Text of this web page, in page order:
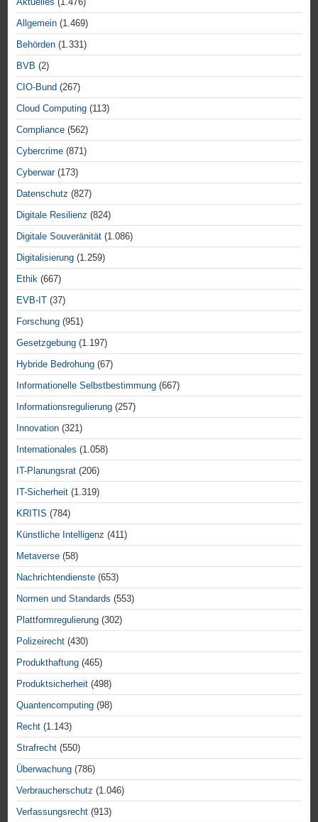
Allgemein (1.469)
Behörden (1.331)
BVB (2)
CIO-Bund (267)
Cloud Computing (113)
Compliance (562)
Cybercrime (871)
Cyberwar(173)
Datenschutz (827)
Digitale Resilienz (824)
Digitale Souveränität (1.086)
Digitalisierung (1.259)
Ethik (667)
EVB-IT (37)
Forschung (951)
Gesetzgebung (1.197)
Hybride Bedrohung (67)
Informationelle Selbstbestimmung (667)
Informationsregulierung (257)
Innovation (321)
Internationales (1.058)
IT-Planungsrat (206)
IT-Sicherheit (1.319)
KRITIS (784)
Künstliche Intelligenz (411)
Metaverse (58)
Nachrichtendienste (653)
Normen und Standards (553)
Plattformregulierung (302)
Polizeirecht (430)
Produkthaftung (465)
Produktsicherheit (498)
Quantencomputing (98)
Recht (1.143)
Strafrecht (550)
Überwachung (786)
Verbraucherschutz (1.046)
Verfassungsrecht (913)